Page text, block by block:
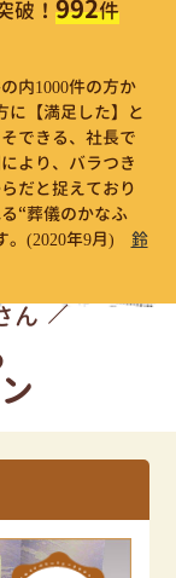
破！ 992件
内1000件の方か
に【満足した】と
できる、社長で
より、バラつき
だと捉えており
“葬儀のかなふ
(2020年9月)
鈴
ん